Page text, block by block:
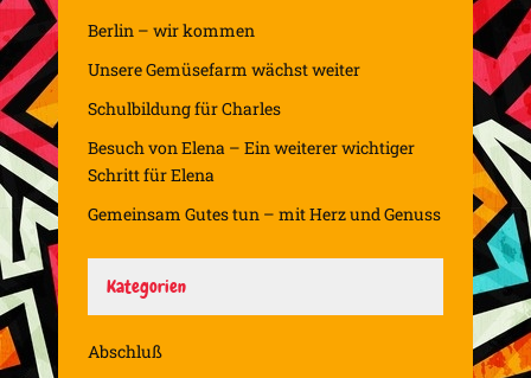
Berlin – wir kommen
Unsere Gemüsefarm wächst weiter
Schulbildung für Charles
Besuch von Elena – Ein weiterer wichtiger
Schritt für Elena
Gemeinsam Gutes tun – mit Herz und Genuss
Kategorien
Abschluß